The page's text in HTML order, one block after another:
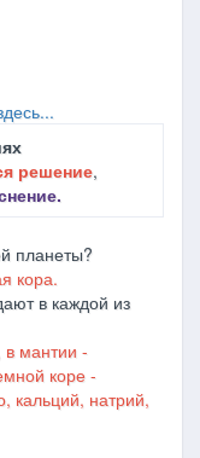
решение,
планеты?
кора.
в каждой из
мантии -
коре -
кальций, натрий,